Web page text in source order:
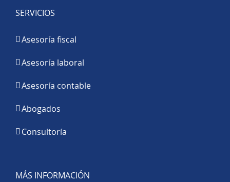
SERVICIOS
Asesoría fiscal
Asesoría laboral
Asesoría contable
Abogados
Consultoría
MÁS INFORMACIÓN